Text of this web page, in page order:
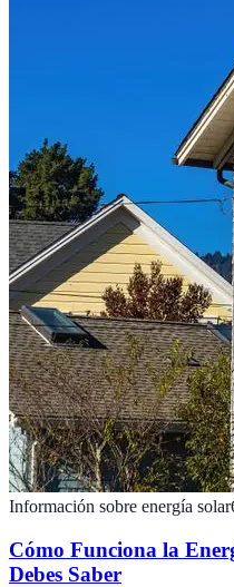
Información sobre energía solar
Cómo Funciona la
Debes Saber